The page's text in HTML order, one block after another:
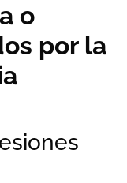
o
por la